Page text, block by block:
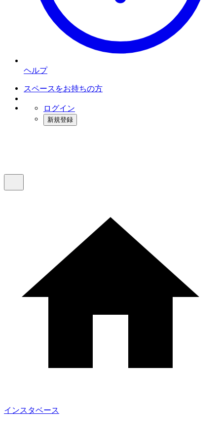
ヘルプ
スペースをお持ちの方
ログイン
新規登録
インスタベース